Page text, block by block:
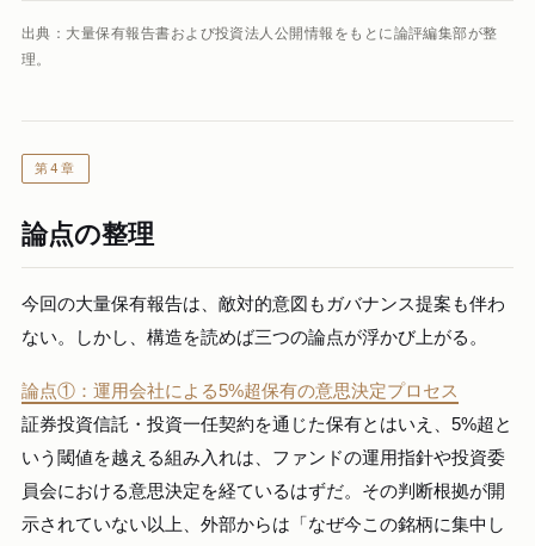
出典：大量保有報告書および投資法人公開情報をもとに論評編集部が整
理。
第4章
論点の整理
今回の大量保有報告は、敵対的意図もガバナンス提案も伴わ
ない。しかし、構造を読めば三つの論点が浮かび上がる。
論点①：運用会社による5%超保有の意思決定プロセス
証券投資信託・投資一任契約を通じた保有とはいえ、5%超と
いう閾値を越える組み入れは、ファンドの運用指針や投資委
員会における意思決定を経ているはずだ。その判断根拠が開
示されていない以上、外部からは「なぜ今この銘柄に集中し